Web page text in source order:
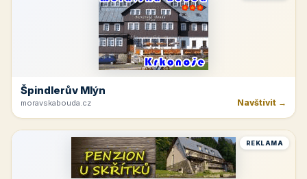
Špindlerův Mlýn
moravskabouda.cz Navštívit →
REKLAMA